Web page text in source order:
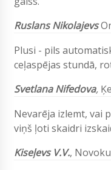
Ruslans Nikolajevs
Plusi - pils
ceļaspējas stundā,
Svetlana Nifedova,
Nevarēja izlemt, vai
viņš ļoti skaidri
Kiseļevs V.V.,